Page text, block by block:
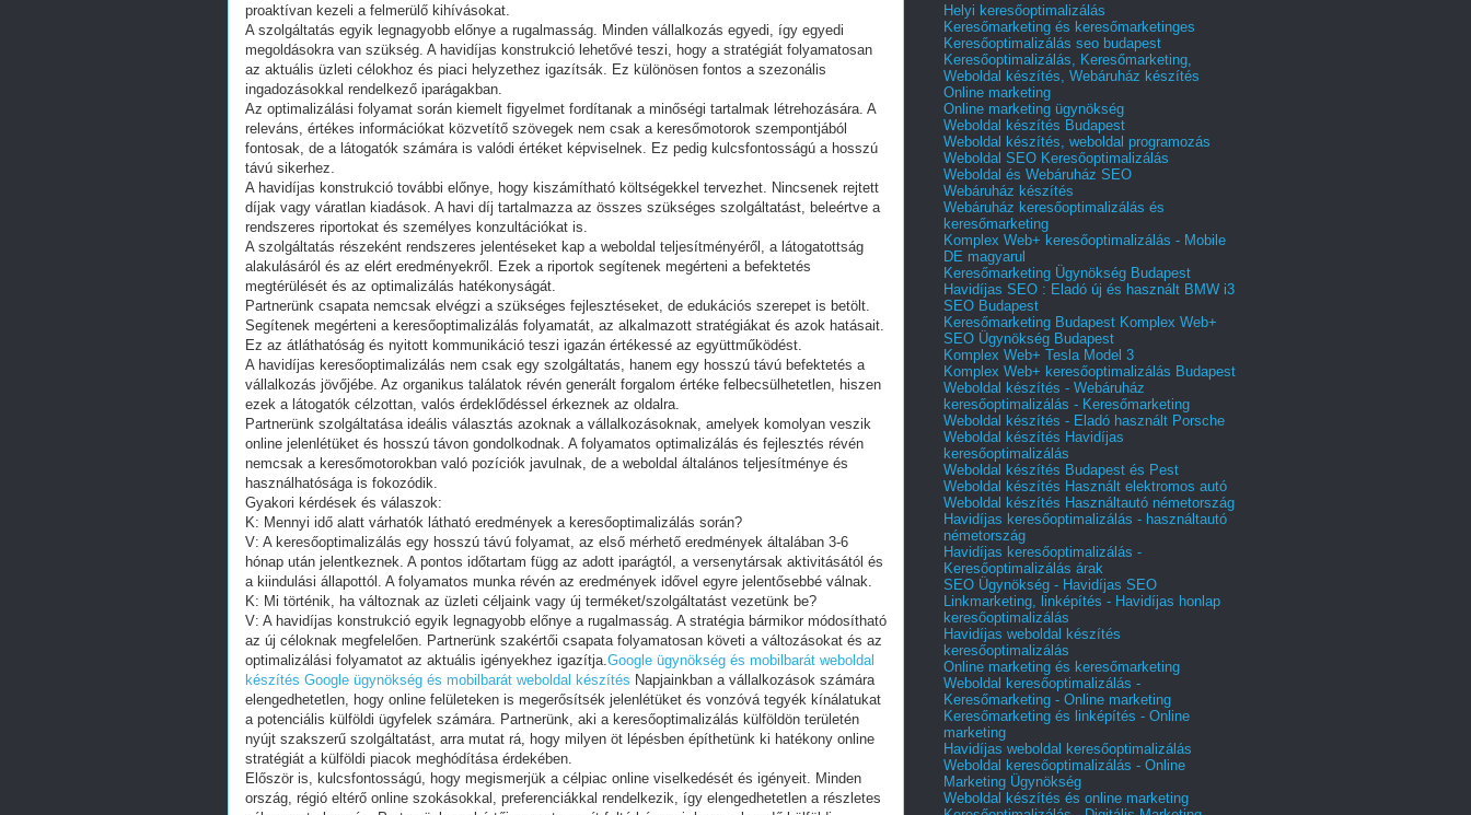
proaktívan kezeli a felmerülő kihívásokat.
A szolgáltatás egyik legnagyobb előnye a rugalmasság. Minden vállalkozás egyedi, így egyedi
megoldásokra van szükség. A havidíjas konstrukció lehetővé teszi, hogy a stratégiát folyamatosan
az aktuális üzleti célokhoz és piaci helyzethez igazítsák. Ez különösen fontos a szezonális
ingadozásokkal rendelkező iparágakban.
Az optimalizálási folyamat során kiemelt figyelmet fordítanak a minőségi tartalmak létrehozására. A
releváns, értékes információkat közvetítő szövegek nem csak a keresőmotorok szempontjából
fontosak, de a látogatók számára is valódi értéket képviselnek. Ez pedig kulcsfontosságú a hosszú
távú sikerhez.
A havidíjas konstrukció további előnye, hogy kiszámítható költségekkel tervezhet. Nincsenek rejtett
díjak vagy váratlan kiadások. A havi díj tartalmazza az összes szükséges szolgáltatást, beleértve a
rendszeres riportokat és személyes konzultációkat is.
A szolgáltatás részeként rendszeres jelentéseket kap a weboldal teljesítményéről, a látogatottság
alakulásáról és az elért eredményekről. Ezek a riportok segítenek megérteni a befektetés
megtérülését és az optimalizálás hatékonyságát.
Partnerünk csapata nemcsak elvégzi a szükséges fejlesztéseket, de edukációs szerepet is betölt.
Segítenek megérteni a keresőoptimalizálás folyamatát, az alkalmazott stratégiákat és azok hatásait.
Ez az átláthatóság és nyitott kommunikáció teszi igazán értékessé az együttműködést.
A havidíjas keresőoptimalizálás nem csak egy szolgáltatás, hanem egy hosszú távú befektetés a
vállalkozás jövőjébe. Az organikus találatok révén generált forgalom értéke felbecsülhetetlen, hiszen
ezek a látogatók célzottan, valós érdeklődéssel érkeznek az oldalra.
Partnerünk szolgáltatása ideális választás azoknak a vállalkozásoknak, amelyek komolyan veszik
online jelenlétüket és hosszú távon gondolkodnak. A folyamatos optimalizálás és fejlesztés révén
nemcsak a keresőmotorokban való pozíciók javulnak, de a weboldal általános teljesítménye és
használhatósága is fokozódik.
Gyakori kérdések és válaszok:
K: Mennyi idő alatt várhatók látható eredmények a keresőoptimalizálás során?
V: A keresőoptimalizálás egy hosszú távú folyamat, az első mérhető eredmények általában 3-6
hónap után jelentkeznek. A pontos időtartam függ az adott iparágtól, a versenytársak aktivitásától és
a kiindulási állapottól. A folyamatos munka révén az eredmények idővel egyre jelentősebbé válnak.
K: Mi történik, ha változnak az üzleti céljaink vagy új terméket/szolgáltatást vezetünk be?
V: A havidíjas konstrukció egyik legnagyobb előnye a rugalmasság. A stratégia bármikor módosítható
az új céloknak megfelelően. Partnerünk szakértői csapata folyamatosan követi a változásokat és az
optimalizálási folyamatot az aktuális igényekhez igazítja.Google ügynökség és mobilbarát weboldal
készítés Google ügynökség és mobilbarát weboldal készítés Napjainkban a vállalkozások számára
elengedhetetlen, hogy online felületeken is megerősítsék jelenlétüket és vonzóvá tegyék kínálatukat
a potenciális külföldi ügyfelek számára. Partnerünk, aki a keresőoptimalizálás külföldön területén
nyújt szakszerű szolgáltatást, arra mutat rá, hogy milyen öt lépésben építhetünk ki hatékony online
stratégiát a külföldi piacok meghódítása érdekében.
Először is, kulcsfontosságú, hogy megismerjük a célpiac online viselkedését és igényeit. Minden
ország, régió eltérő online szokásokkal, preferenciákkal rendelkezik, így elengedhetetlen a részletes
Helyi keresőoptimalizálás
Keresőmarketing és keresőmarketinges
Keresőoptimalizálás seo budapest
Keresőoptimalizálás, Keresőmarketing,
Weboldal készítés, Webáruház készítés
Online marketing
Online marketing ügynökség
Weboldal készítés Budapest
Weboldal készítés, weboldal programozás
Weboldal SEO Keresőoptimalizálás
Weboldal és Webáruház SEO
Webáruház készítés
Webáruház keresőoptimalizálás és
keresőmarketing
Komplex Web+ keresőoptimalizálás - Mobile
DE magyarul
Keresőmarketing Ügynökség Budapest
Havidíjas SEO : Eladó új és használt BMW i3
SEO Budapest
Keresőmarketing Budapest Komplex Web+
SEO Ügynökség Budapest
Komplex Web+ Tesla Model 3
Komplex Web+ keresőoptimalizálás Budapest
Weboldal készítés - Webáruház
keresőoptimalizálás - Keresőmarketing
Weboldal készítés - Eladó használt Porsche
Weboldal készítés Havidíjas
keresőoptimalizálás
Weboldal készítés Budapest és Pest
Weboldal készítés Használt elektromos autó
Weboldal készítés Használtautó németország
Havidíjas keresőoptimalizálás - használtautó
németország
Havidíjas keresőoptimalizálás -
Keresőoptimalizálás árak
SEO Ügynökség - Havidíjas SEO
Linkmarketing, linképítés - Havidíjas honlap
keresőoptimalizálás
Havidíjas weboldal készítés
keresőoptimalizálás
Online marketing és keresőmarketing
Weboldal keresőoptimalizálás -
Keresőmarketing - Online marketing
Keresőmarketing és linképítés - Online
marketing
Havidíjas weboldal keresőoptimalizálás
Weboldal keresőoptimalizálás - Online
Marketing Ügynökség
Weboldal készítés és online marketing